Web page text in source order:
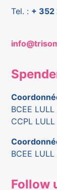
Tel. : + 352
BCEE
CCPL
BCEE
Follow